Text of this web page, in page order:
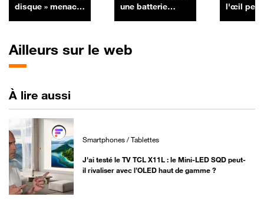
disque » menace
de CD et DVD
une batterie
et normes de
l'œil peut
Ailleurs sur le web
À lire aussi
Smartphones / Tablettes
J'ai testé le TV TCL X11L : le Mini-LED SQD peut-
il rivaliser avec l’OLED haut de gamme ?